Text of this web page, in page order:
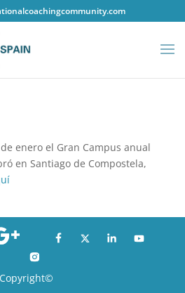
enero el Gran Campus anual
en Santiago de Compostela,
Copyright©